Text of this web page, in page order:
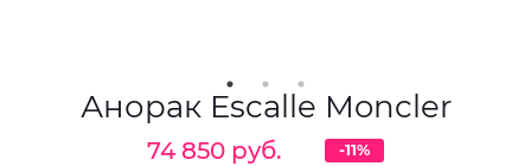
Анорак Escalle Moncler
74 850 руб.
-11%